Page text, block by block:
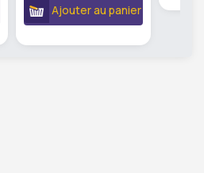
Ajouter au panier